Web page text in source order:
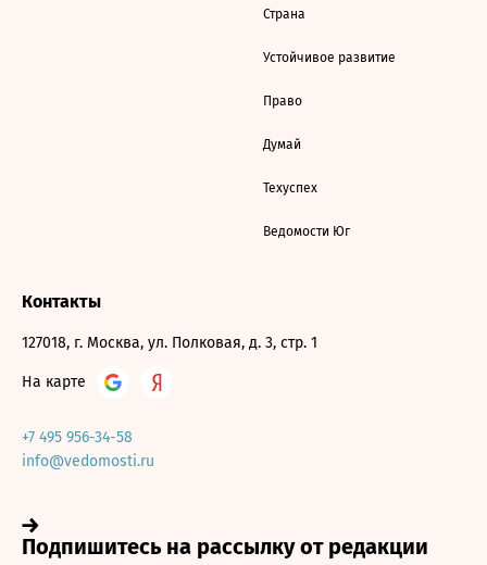
Страна
Устойчивое развитие
Право
Думай
Техуспех
Ведомости Юг
Контакты
127018, г. Москва, ул. Полковая, д. 3, стр. 1
На карте
+7 495 956-34-58
info@vedomosti.ru